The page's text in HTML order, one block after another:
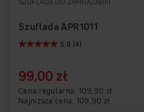
99,00 zł
Cena regularna 109,90 zł
Najniższa cena: 109,90 zł
Szuflada APR1011
5.0 (4)